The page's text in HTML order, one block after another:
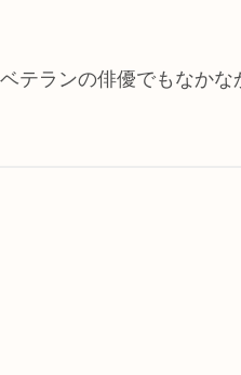
テランの俳優でもなか